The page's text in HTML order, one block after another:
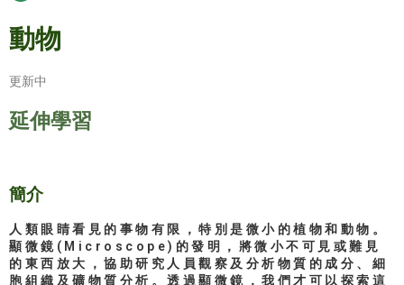
動物
更新中
延伸學習
簡介
人類眼睛看見的事物有限，特別是微小的植物和動物。
顯微鏡(Microscope)的發明，將微小不可見或難見
的東西放大，協助研究人員觀察及分析物質的成分、細
胞組織及礦物質分析。透過顯微鏡，我們才可以探索這